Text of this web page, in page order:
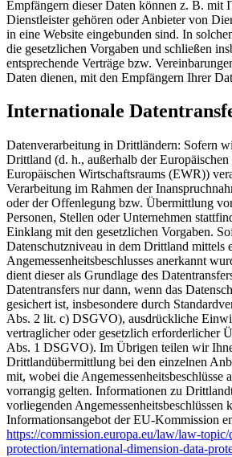
Empfängern dieser Daten können z. B. mit
Dienstleister gehören oder Anbieter von
in eine Website eingebunden sind. In
die gesetzlichen Vorgaben und schließen
entsprechende Verträge bzw.
Daten dienen, mit den Empfängern Ihrer
Internationale
Datenverarbeitung in Drittländern: Sofern
Drittland (d. h., außerhalb der
Europäischen Wirtschaftsraums (EWR))
Verarbeitung im Rahmen der
oder der Offenlegung bzw. Übermittlung
Personen, Stellen oder Unternehmen
Einklang mit den gesetzlichen Vorgaben.
Datenschutzniveau in dem Drittland mittels
Angemessenheitsbeschlusses anerkannt
dient dieser als Grundlage des
Datentransfers nur dann, wenn das
gesichert ist, insbesondere durch
Abs. 2 lit. c) DSGVO), ausdrückliche
vertraglicher oder gesetzlich erforderlicher
Abs. 1 DSGVO). Im Übrigen teilen wir
Drittlandübermittlung bei den einzelnen
mit, wobei die Angemessenheitsbeschlüsse
vorrangig gelten. Informationen zu
vorliegenden Angemessenheitsbeschlüssen
Informationsangebot der EU-Kommission
https://commission.europa.eu/law/law-topic/
protection/international-dimension-data-